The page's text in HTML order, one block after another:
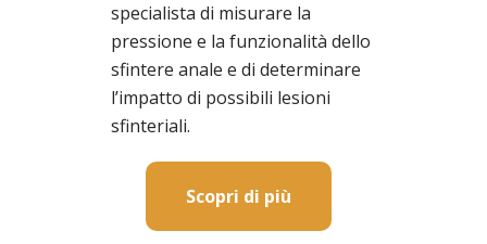
specialista di misurare la
pressione e la funzionalità dello
sfintere anale e di determinare
l’impatto di possibili lesioni
sfinteriali.
Scopri di più